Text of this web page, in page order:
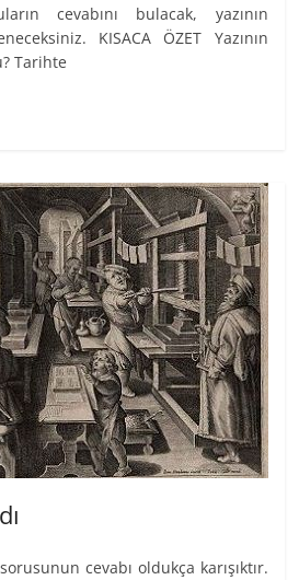
cevabını bulacak, yazının
KISACA ÖZET Yazının
Tarihte
cevabı oldukça karışıktır.